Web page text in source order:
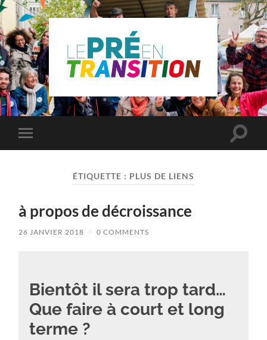
Le
Pré
Saint
Toggle
mobile
Toggle
ÉTIQUETTE : PLUS DE LIENS
à propos de décroissance
26 JANVIER 2018 / 0 COMMENTS
Bientôt il sera trop tard…
Que faire à court et long
terme ?